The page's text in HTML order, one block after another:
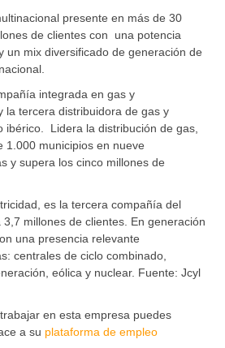
presente en más de 30
de clientes con una potencia
un mix diversificado de generación de
integrada en gas y
la tercera distribuidora de gas y
ibérico. Lidera la distribución de gas,
1.000 municipios en nueve
y supera los cinco millones de
es la tercera compañía del
millones de clientes. En generación
una presencia relevante
centrales de ciclo combinado,
eólica y nuclear. Fuente: Jcyl
en esta empresa puedes
a su plataforma de empleo